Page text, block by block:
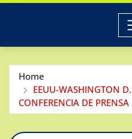
Home
EEUU-WASHINGTON
CONFERENCIA DE PRENSA